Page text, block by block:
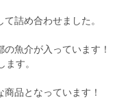
詰め合わせました。
魚介が入っています！
す。
品となっています！